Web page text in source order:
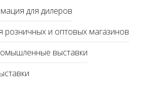
для дилеров
и оптовых магазинов
выставки